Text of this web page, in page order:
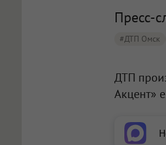
Пресс-
#ДТП Омск
ДТП
Акцент»